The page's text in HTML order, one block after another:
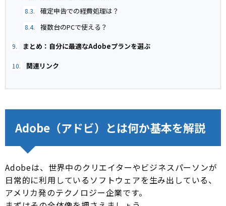
8.3. 確定申告での経費処理は？
8.4. 複数台のPCで使える？
9. まとめ：自分に最適なAdobeプランを選ぶ
10. 関連リンク
Adobe（アドビ）とは何か基本を解説
Adobeは、世界中のクリエイターやビジネスパーソンが
日常的に利用しているソフトウェアを生み出している、
アメリカ発のテクノロジー企業です。